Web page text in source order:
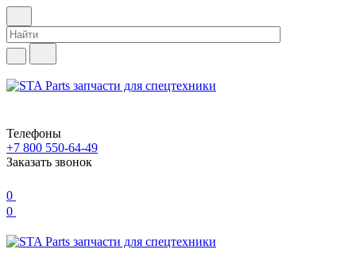
Телефоны
+7 800 550-64-49
Заказать звонок
0
0